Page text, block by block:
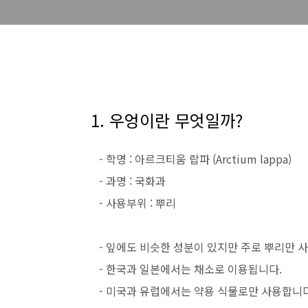
1. 우엉이란 무엇일까?
- 학명 : 아르크티움 랍파 (Arctium lappa)
- 과명 : 국화과
- 사용부위 : 뿌리
- 잎에도 비슷한 성분이 있지만 주로 뿌리만
- 한국과 일본에서는 채소로 이용됩니다.
- 미국과 유럽에서는 약용 식물로만 사용합니